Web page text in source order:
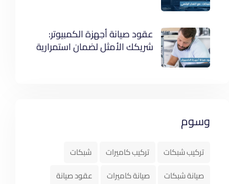
عقود صيانة أجهزة الكمبيوتر:
شريكك الأمثل لضمان استمرارية
وسوم
تركيب شبكات تركيب كاميرات
شبكات
صيانة شبكات
صيانة كاميرات
عقود صيانة